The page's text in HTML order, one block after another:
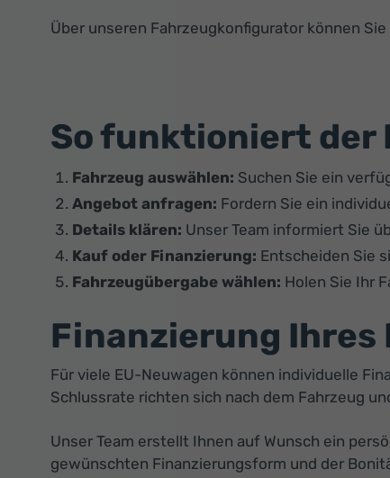
Über unseren Fahrzeugkonfigurator können
So funktioniert der
Fahrzeug auswählen: Suchen Sie ein
Angebot anfragen: Fordern Sie ein
Details klären: Unser Team informiert Sie
Kauf oder Finanzierung: Entscheiden Sie
Fahrzeugübergabe wählen: Holen Sie Ihr
Finanzierung Ihres
Für viele EU-Neuwagen können individuelle
Schlussrate richten sich nach dem Fahrzeug
Unser Team erstellt Ihnen auf Wunsch ein
gewünschten Finanzierungsform und der